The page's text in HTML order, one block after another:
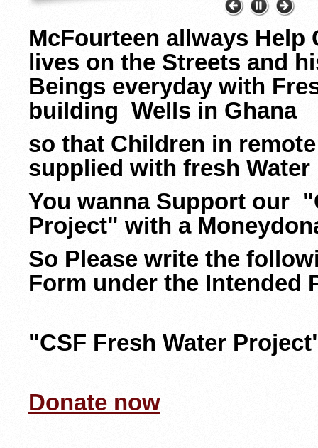
McFourteen allways Help
lives on the Streets and
Beings everyday with
building Wells in Ghana
so that Children in
supplied with fresh Water
You wanna Support our
Project" with a
So Please write the
Form under the Intended
"CSF Fresh Water
Donate now